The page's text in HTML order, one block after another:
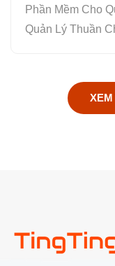
Phần Mềm Cho
Quản Lý Thuần